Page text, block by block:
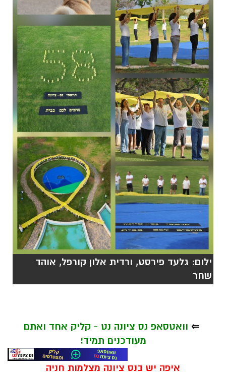
ילום: גלעד פירסט, ורדית אלון קורפל, אוהד
שחר
⇐ וואטסאפ נס ציונה נט - קליק אחד ואתם
מעודכנים תמיד!
איפה יש בנס ציונה מצלמות חניה